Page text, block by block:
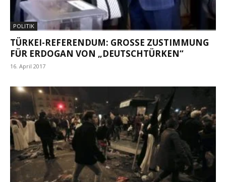
POLITIK
TÜRKEI-REFERENDUM: GROSSE ZUSTIMMUNG F
ÜR ERDOGAN VON „DEUTSCHTÜRKEN“
16. April 2017